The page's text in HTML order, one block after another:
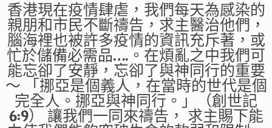
香港現在疫情肆虐，我們每天為感染的
親朋和市民不斷禱告，求主醫治他們，
腦海裡也被許多疫情的資訊充斥著，或
忙於儲備必需品….。在煩亂之中我們可
能忘卻了安靜，忘卻了與神同行的重要
～ 「挪亞是個義人，在當時的世代是個
完全人。挪亞與神同行。」（創世記
6:9） 讓我們一同來禱告， 求主賜下能